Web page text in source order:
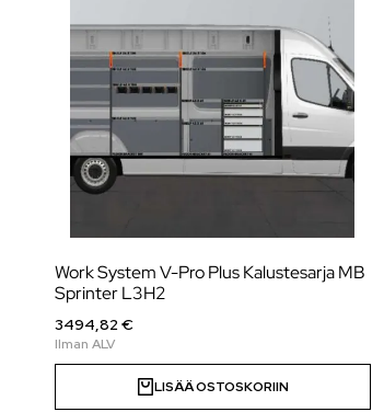
Work System V-Pro Plus Kalustesarja MB
Sprinter L3H2
3494,82 €
LISÄÄ OSTOSKORIIN